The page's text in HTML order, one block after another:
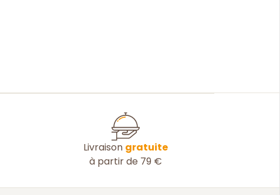
Livraison gratuite
à partir de 79 €